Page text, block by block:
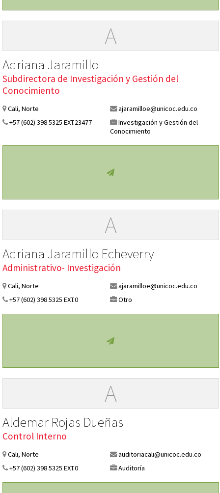
A
Adriana Jaramillo
Subdirectora de Investigación y Gestión del
Conocimiento
Cali, Norte
ajaramilloe@unicoc.edu.co
+57 (602) 398 5325 EXT.23477
Investigación y Gestión del
Conocimiento
A
Adriana Jaramillo Echeverry
Administrativo- Investigación
Cali, Norte
ajaramilloe@unicoc.edu.co
+57 (602) 398 5325 EXT.0
Otro
A
Aldemar Rojas Dueñas
Control Interno
Cali, Norte
auditoriacali@unicoc.edu.co
+57 (602) 398 5325 EXT.0
Auditoría